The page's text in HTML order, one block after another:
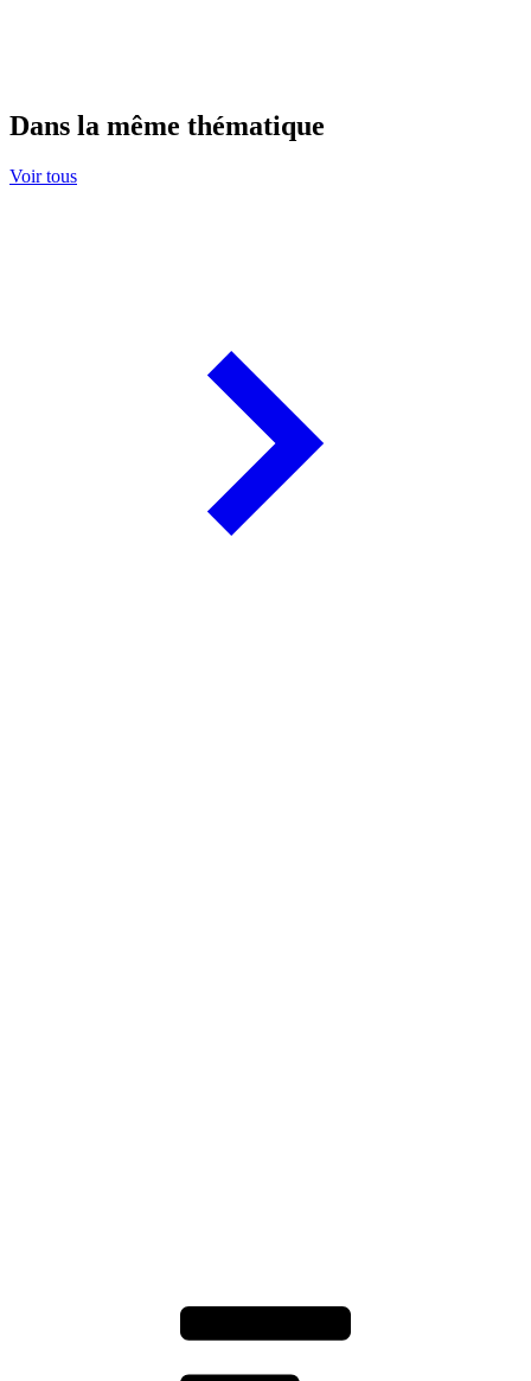
Dans la même thématique
Voir tous